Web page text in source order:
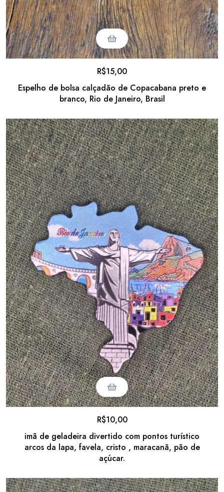
Espelho de bolsa calçadão de Copacabana preto e
branco, Rio de Janeiro, Brasil
R$15,00
imã de geladeira divertido com pontos turístico
arcos da lapa, favela, cristo , maracanã, pão de
açúcar.
R$10,00